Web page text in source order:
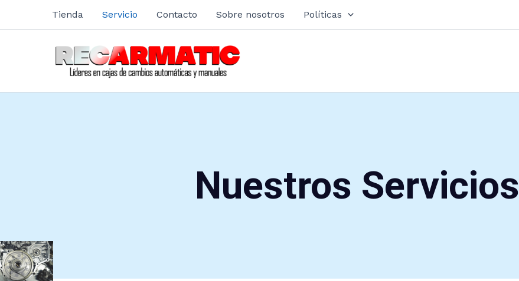
Tienda Servicio Contacto Sobre nosotros Políticas
Nuestros Servicios